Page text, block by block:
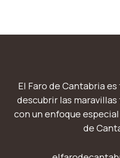
El Faro de Cantabria
descubrir las
con un enfoque
de